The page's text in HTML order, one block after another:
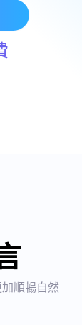
順暢自然